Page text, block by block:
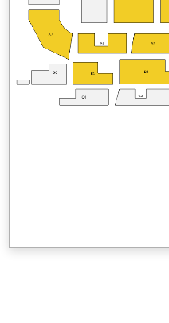
A7
A6 A5
B5 B4
C4
B6
C3